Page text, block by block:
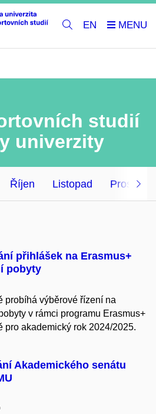
EN
studií
univerzity
Říjen Listopad Prosinec
přihlášek na Erasmus+
pobyty
probíhá výběrové řízení na
v rámci programu Erasmus+
pro akademický rok 2024/2025.
Akademického senátu